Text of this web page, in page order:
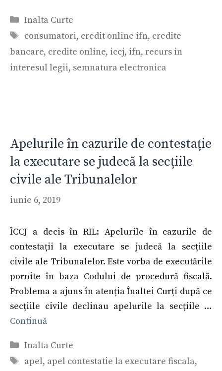
Categorii
Inalta Curte
Etichete
consumatori, credit online ifn, credite
bancare, credite online, iccj, ifn, recurs in
interesul legii, semnatura electronica
Apelurile în cazurile de contestație
la executare se judecă la secțiile
civile ale Tribunalelor
iunie 6, 2019
ÎCCJ a decis în RIL: Apelurile în cazurile de
contestații la executare se judecă la secțiile
civile ale Tribunalelor. Este vorba de executările
pornite în baza Codului de procedură fiscală.
Problema a ajuns în atenția Înaltei Curți după ce
secțiile civile declinau apelurile la secțiile …
Continuă
Categorii
Inalta Curte
Etichete
apel, apel contestatie la executare fiscala,